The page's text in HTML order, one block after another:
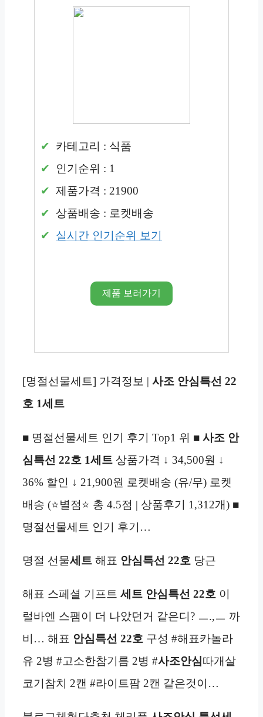
카테고리 : 식품
인기순위 : 1
제품가격 : 21900
상품배송 : 로켓배송
실시간 인기순위 보기
제품 보러가기
[명절선물세트] 가격정보 | 사조 안심특선 22
호 1세트
■ 명절선물세트 인기 후기 Top1 위 ■ 사조 안
심특선 22호 1세트 상품가격 ↓ 34,500원 ↓
36% 할인 ↓ 21,900원 로켓배송 (유/무) 로켓
배송 (⭐별점⭐ 총 4.5점 | 상품후기 1,312개) ■
명절선물세트 인기 후기…
명절 선물세트 해표 안심특선 22호 당근
해표 스페셜 기프트 세트 안심특선 22호 이
럴바엔 스팸이 더 나았던거 같은디? ㅡ.,ㅡ 까
비… 해표 안심특선 22호 구성 #해표카놀라
유 2병 #고소한참기름 2병 #사조안심따개살
코기참치 2캔 #라이트팜 2캔 같은것이…